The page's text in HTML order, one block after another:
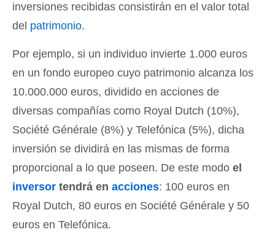
inversiones recibidas consistirán en el valor total
del patrimonio.
Por ejemplo, si un individuo invierte 1.000 euros
en un fondo europeo cuyo patrimonio alcanza los
10.000.000 euros, dividido en acciones de
diversas compañías como Royal Dutch (10%),
Société Générale (8%) y Telefónica (5%), dicha
inversión se dividirá en las mismas de forma
proporcional a lo que poseen. De este modo el
inversor tendrá en acciones: 100 euros en
Royal Dutch, 80 euros en Société Générale y 50
euros en Telefónica.